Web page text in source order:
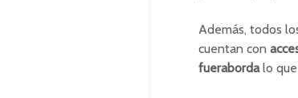
Además, todos
cuentan con
fuerabordalo